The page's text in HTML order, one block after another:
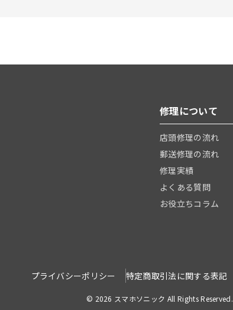
修理について
店頭修理の流れ
郵送修理の流れ
修理実績
よくある質問
お役立ちコラム
プライバシーポリシー 特定商取引法に関する表記
© 2026 スマホソニック All Rights Reserved.